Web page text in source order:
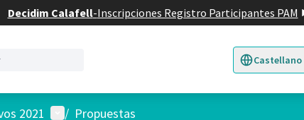
Decidim Calafell-Inscripciones Registro Participantes PAM
Castellano
Triar la llengua
2021 Menú de usuario
/ Propuestas